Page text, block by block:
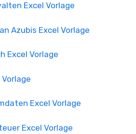
Excel Vorlage
Azubis Excel Vorlage
Excel Vorlage
Excel Vorlage
Excel Vorlage